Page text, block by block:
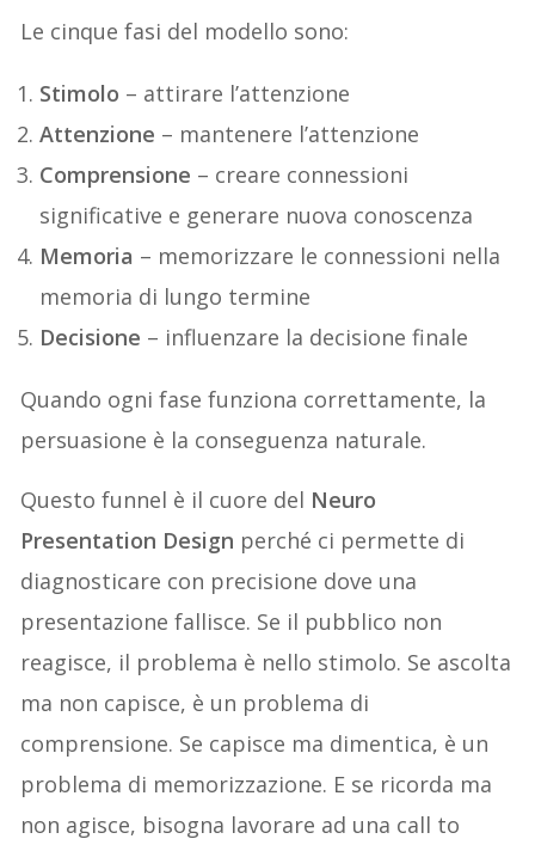
Le cinque fasi del modello sono:
Stimolo – attirare l’attenzione
Attenzione – mantenere l’attenzione
Comprensione – creare connessioni
significative e generare nuova conoscenza
Memoria – memorizzare le connessioni nella
memoria di lungo termine
Decisione – influenzare la decisione finale
Quando ogni fase funziona correttamente, la
persuasione è la conseguenza naturale.
Questo funnel è il cuore del Neuro
Presentation Design perché ci permette di
diagnosticare con precisione dove una
presentazione fallisce. Se il pubblico non
reagisce, il problema è nello stimolo. Se ascolta
ma non capisce, è un problema di
comprensione. Se capisce ma dimentica, è un
problema di memorizzazione. E se ricorda ma
non agisce, bisogna lavorare ad una call to